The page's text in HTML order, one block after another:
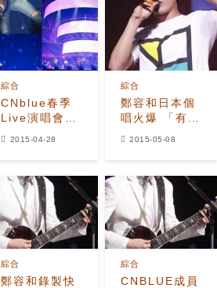
CNblue春季
Live演唱會盛
綜合
2015-04-28
鄭容和日本個
唱火爆 「有你
綜合
2015-05-08
鄭容和錄製快
綜合
CNBLUE成員
綜合